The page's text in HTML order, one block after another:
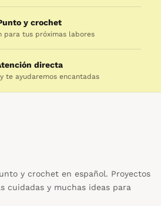
y crochet
para tus próximas labores
directa
te ayudaremos encantadas
y crochet en español. Proyectos
cuidadas y muchas ideas para